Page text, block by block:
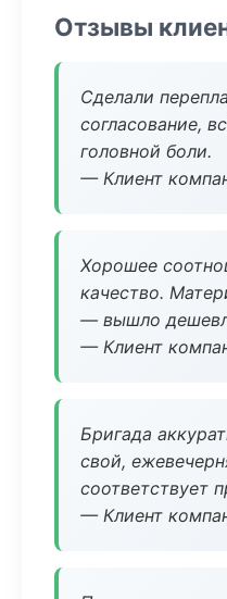
Отзывы
Сделали
согласование,
головной боли.
— Клиент
Хорошее
качество.
— вышло
— Клиент
Бригада
свой,
соответствует
— Клиент